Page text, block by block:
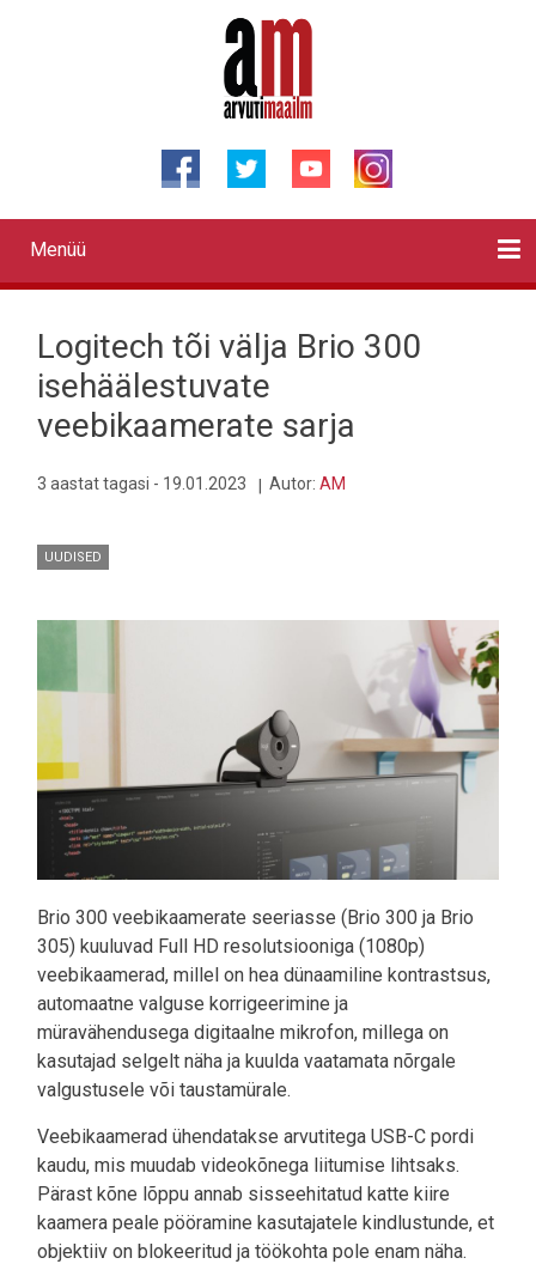
Primary
links
Menüü
Logitech tõi välja Brio 300
isehäälestuvate
veebikaamerate sarja
3 aastat tagasi - 19.01.2023 Autor: AM
UUDISED
Brio 300 veebikaamerate seeriasse (Brio 300 ja Brio
305) kuuluvad Full HD resolutsiooniga (1080p)
veebikaamerad, millel on hea dünaamiline kontrastsus,
automaatne valguse korrigeerimine ja
müravähendusega digitaalne mikrofon, millega on
kasutajad selgelt näha ja kuulda vaatamata nõrgale
valgustusele või taustamürale.
Veebikaamerad ühendatakse arvutitega USB-C pordi
kaudu, mis muudab videokõnega liitumise lihtsaks.
Pärast kõne lõppu annab sisseehitatud katte kiire
kaamera peale pööramine kasutajatele kindlustunde, et
objektiiv on blokeeritud ja töökohta pole enam näha.